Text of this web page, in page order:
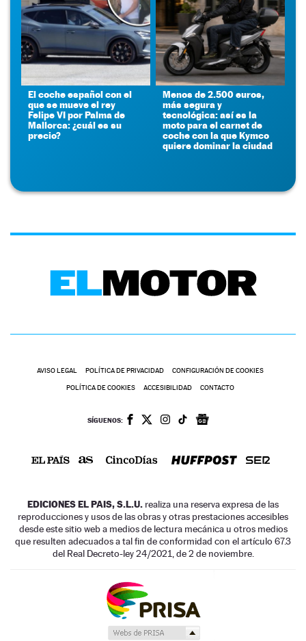
El coche español con el
que se mueve el rey
Felipe VI por Palma de
Mallorca: ¿cuál es su
precio?
Menos de 2.500 euros,
más segura y
tecnológica: así es la
moto para el carnet de
coche con la que Kymco
quiere dominar la ciudad
AVISO LEGAL POLÍTICA DE PRIVACIDAD CONFIGURACIÓN DE COOKIES
POLÍTICA DE COOKIES ACCESIBILIDAD CONTACTO
SÍGUENOS:
EDICIONES EL PAIS, S.L.U. realiza una reserva expresa de las
reproducciones y usos de las obras y otras prestaciones accesibles
desde este sitio web a medios de lectura mecánica u otros medios
que resulten adecuados a tal fin de conformidad con el artículo 67.3
del Real Decreto-ley 24/2021, de 2 de noviembre.